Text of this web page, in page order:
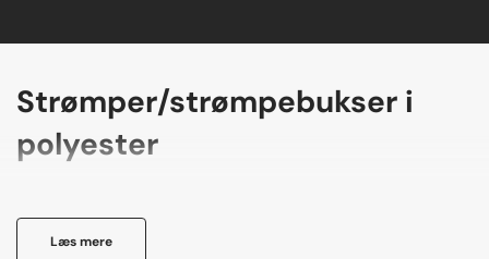
Strømper/strømpebukser i
polyester
Læs mere